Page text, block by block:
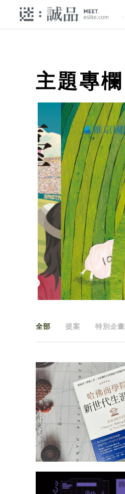
主題專欄
全部 提案 特別企畫